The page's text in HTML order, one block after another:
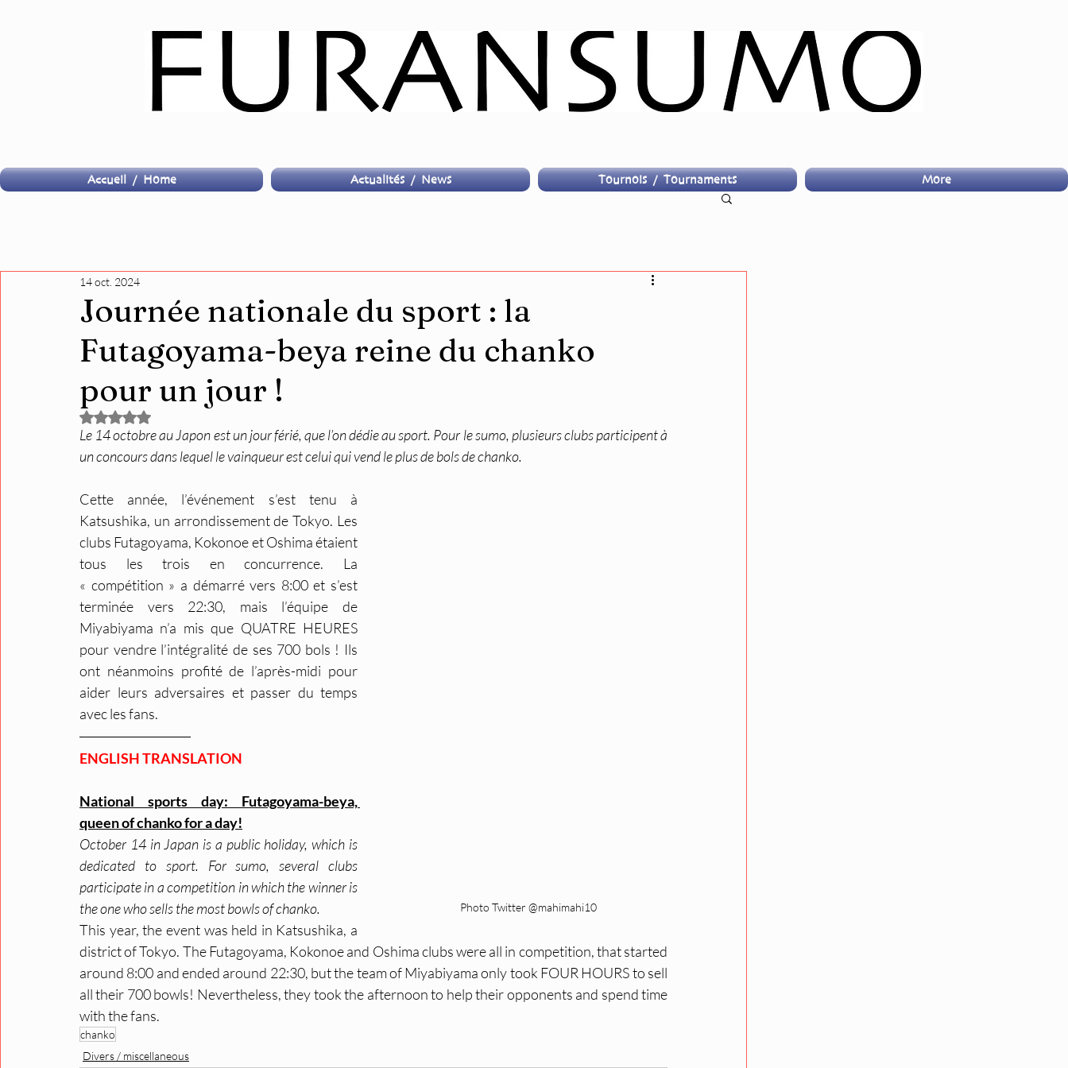
Accueil / Home Actualités / News Tournois / Tournaments More
Journée nationale du sport : la
Futagoyama-beya reine du chanko
pour un jour !
14 oct. 2024
Noté NaN étoiles sur 5.
Le 14 octobre au Japon est un jour férié, que l’on dédie au sport. Pour le sumo, plusieurs clubs participent à
un concours dans lequel le vainqueur est celui qui vend le plus de bols de chanko.
Photo Twitter @mahimahi10
Cette année, l’événement s’est tenu à
Katsushika, un arrondissement de Tokyo. Les
clubs Futagoyama, Kokonoe et Oshima étaient
tous les trois en concurrence. La
« compétition » a démarré vers 8:00 et s’est
terminée vers 22:30, mais l’équipe de
Miyabiyama n’a mis que QUATRE HEURES
pour vendre l’intégralité de ses 700 bols ! Ils
ont néanmoins profité de l’après-midi pour
aider leurs adversaires et passer du temps
avec les fans.
ENGLISH TRANSLATION
National sports day: Futagoyama-beya,
queen of chanko for a day!
October 14 in Japan is a public holiday, which is
dedicated to sport. For sumo, several clubs
participate in a competition in which the winner is
the one who sells the most bowls of chanko.
This year, the event was held in Katsushika, a
district of Tokyo. The Futagoyama, Kokonoe and Oshima clubs were all in competition, that started
around 8:00 and ended around 22:30, but the team of Miyabiyama only took FOUR HOURS to sell
all their 700 bowls! Nevertheless, they took the afternoon to help their opponents and spend time
with the fans.
chanko
Divers / miscellaneous